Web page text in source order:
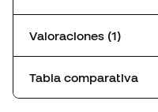
Valoraciones (1)
Tabla comparativa